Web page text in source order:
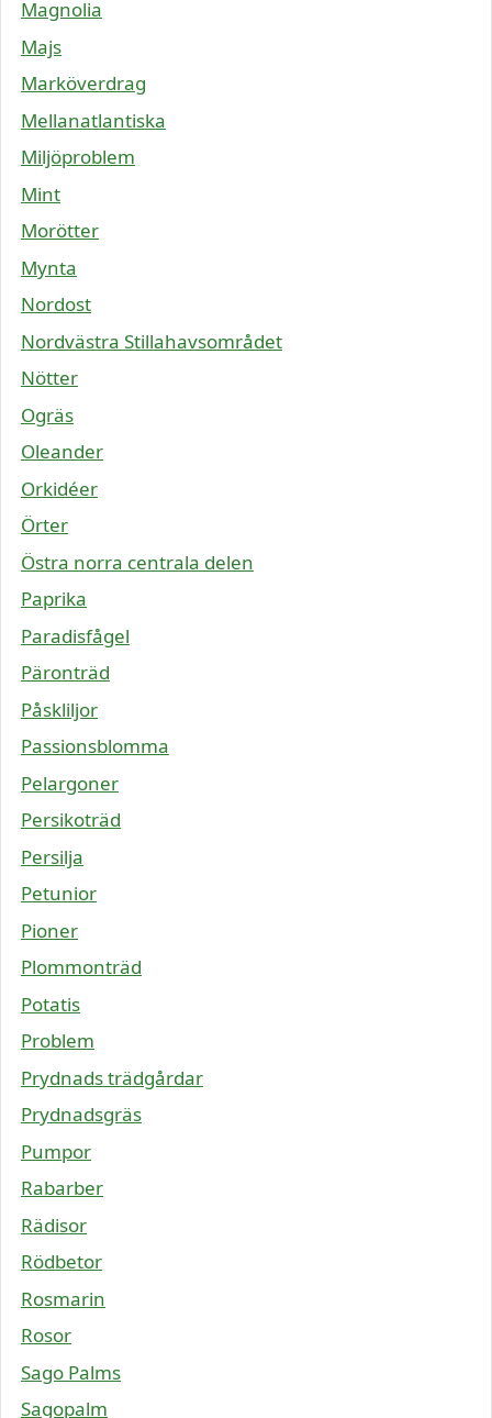
Magnolia
Majs
Marköverdrag
Mellanatlantiska
Miljöproblem
Mint
Morötter
Mynta
Nordost
Nordvästra Stillahavsområdet
Nötter
Ogräs
Oleander
Orkidéer
Örter
Östra norra centrala delen
Paprika
Paradisfågel
Päronträd
Påskliljor
Passionsblomma
Pelargoner
Persikoträd
Persilja
Petunior
Pioner
Plommonträd
Potatis
Problem
Prydnads trädgårdar
Prydnadsgräs
Pumpor
Rabarber
Rädisor
Rödbetor
Rosmarin
Rosor
Sago Palms
Sagopalm